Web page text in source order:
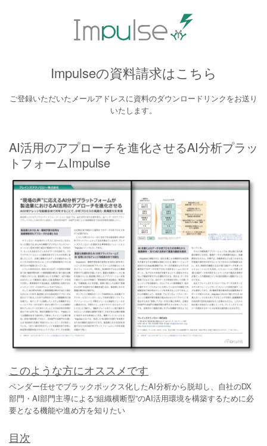
Impulseの資料請求はこちら
ご登録いただいたメールアドレスに資料のダウンロードリンクをお送り
いたします。
AI活用のアプローチを進化させるAI分析プラッ
トフォームImpulse
このような方にオススメです
ベンダー任せでブラックボックス化したAI分析から脱却し、自社のDX
部門・AI部門主導による“組織横断型”のAI活用環境を構築するために必
要となる機能や進め方を知りたい
目次